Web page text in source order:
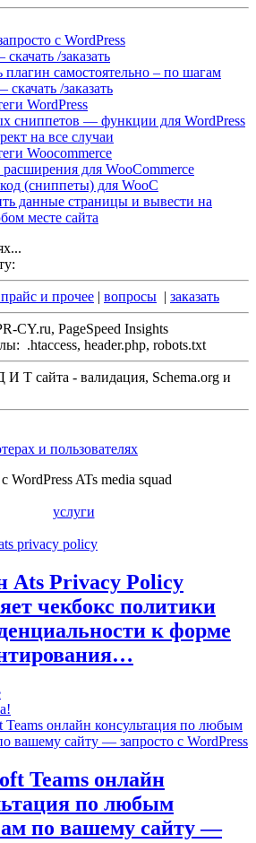
с WordPress
/заказать
плагин самостоятельно – по шагам
/заказать
WordPress
сниппетов — функции для WordPress
на все случаи
Woocommerce
для WooCommerce
(сниппеты) для WooC
данные страницы и вывести на
месте сайта
и прочее | вопросы | заказать
CY.ru, PageSpeed Insights
.htaccess, header.php, robots.txt
Т сайта - валидация, Schema.org и
и пользователях
WordPress ATs media squad
услуги
Ats Privacy Policy
чекбокс политики
к форме
Teams онлайн
по любым
по вашему сайту —